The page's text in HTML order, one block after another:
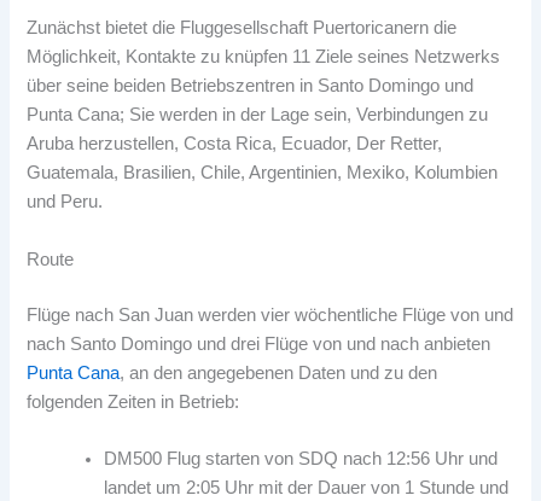
Zunächst bietet die Fluggesellschaft Puertoricanern die
Möglichkeit, Kontakte zu knüpfen 11 Ziele seines Netzwerks
über seine beiden Betriebszentren in Santo Domingo und
Punta Cana; Sie werden in der Lage sein, Verbindungen zu
Aruba herzustellen, Costa Rica, Ecuador, Der Retter,
Guatemala, Brasilien, Chile, Argentinien, Mexiko, Kolumbien
und Peru.
Route
Flüge nach San Juan werden vier wöchentliche Flüge von und
nach Santo Domingo und drei Flüge von und nach anbieten
Punta Cana, an den angegebenen Daten und zu den
folgenden Zeiten in Betrieb:
DM500 Flug starten von SDQ nach 12:56 Uhr und
landet um 2:05 Uhr mit der Dauer von 1 Stunde und